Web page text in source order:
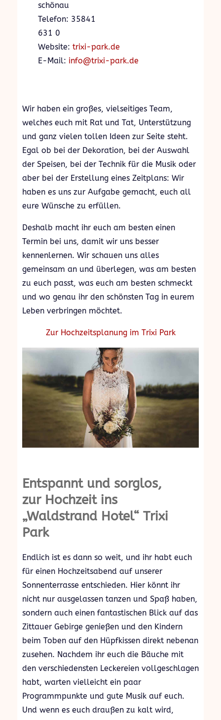
schö­nau
Telefon: 35841
631 0
Website: trixi-park.de
E-Mail: info@trixi-park.de
Wir haben ein großes, vielseitiges Team,
welches euch mit Rat und Tat, Unterstützung
und ganz vielen tollen Ideen zur Seite steht.
Egal ob bei der Dekoration, bei der Auswahl
der Speisen, bei der Technik für die Musik oder
aber bei der Erstellung eines Zeitplans: Wir
haben es uns zur Aufgabe gemacht, euch all
eure Wünsche zu erfüllen.
Deshalb macht ihr euch am besten einen
Termin bei uns, damit wir uns besser
kennenlernen. Wir schauen uns alles
gemeinsam an und überlegen, was am besten
zu euch passt, was euch am besten schmeckt
und wo genau ihr den schönsten Tag in eurem
Leben verbringen möchtet.
Zur Hochzeitsplanung im Trixi Park
Entspannt und sorglos,
zur Hochzeit ins
„Waldstrand Hotel“ Trixi
Park
Endlich ist es dann so weit, und ihr habt euch
für einen Hochzeitsabend auf unserer
Sonnenterrasse entschieden. Hier könnt ihr
nicht nur ausgelassen tanzen und Spaß haben,
sondern auch einen fantastischen Blick auf das
Zittauer Gebirge genießen und den Kindern
beim Toben auf den Hüpfkissen direkt nebenan
zusehen. Nachdem ihr euch die Bäuche mit
den verschiedensten Leckereien vollgeschlagen
habt, warten vielleicht ein paar
Programmpunkte und gute Musik auf euch.
Und wenn es euch draußen zu kalt wird,